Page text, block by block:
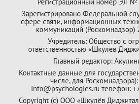
Зарегистрировано Федеральной
сфере связи, информационных
коммуникаций (Роскомнадзор)
Учредитель: Общество с
ответственностью «Шкулёв
Главный редактор:
Контактные данные для
числе, для
info@psychologies.ru телефон:
Copyright (с) ООО «Шкулёв Диджитал